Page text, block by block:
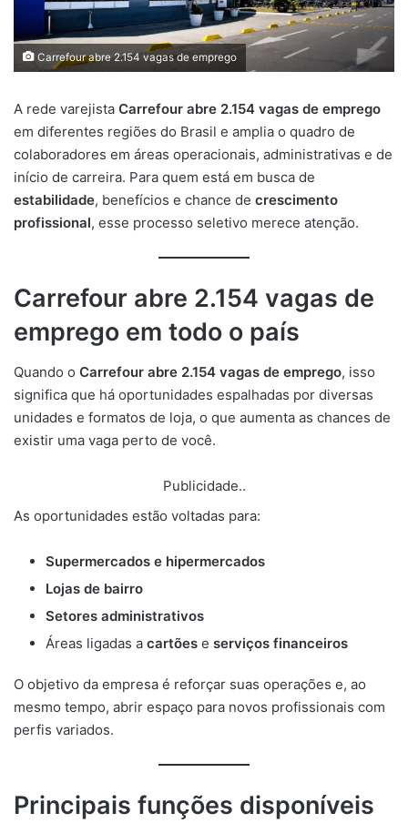
Carrefour abre 2.154 vagas de emprego
A rede varejista Carrefour abre 2.154 vagas de emprego
em diferentes regiões do Brasil e amplia o quadro de
colaboradores em áreas operacionais, administrativas e de
início de carreira. Para quem está em busca de
estabilidade, benefícios e chance de crescimento
profissional, esse processo seletivo merece atenção.
Carrefour abre 2.154 vagas de
emprego em todo o país
Quando o Carrefour abre 2.154 vagas de emprego, isso
significa que há oportunidades espalhadas por diversas
unidades e formatos de loja, o que aumenta as chances de
existir uma vaga perto de você.
Publicidade..
As oportunidades estão voltadas para:
Supermercados e hipermercados
Lojas de bairro
Setores administrativos
Áreas ligadas a cartões e serviços financeiros
O objetivo da empresa é reforçar suas operações e, ao
mesmo tempo, abrir espaço para novos profissionais com
perfis variados.
Principais funções disponíveis